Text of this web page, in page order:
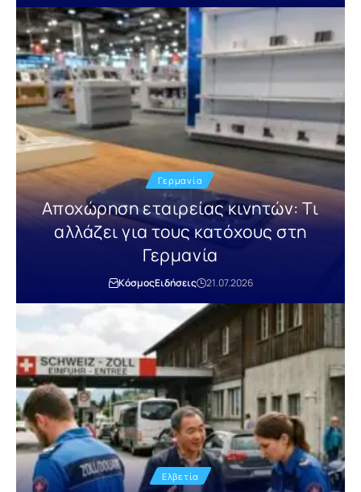
Γερμανία
Αποχώρηση εταιρείας κινητών: Τι
αλλάζει για τους κατόχους στη
Γερμανία
ΚόσμοςΕιδήσεις 21.07.2026
Ελβετία